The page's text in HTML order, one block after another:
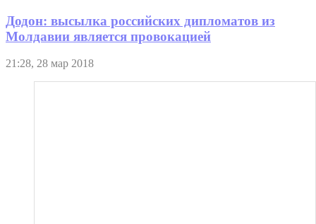
Додон: высылка российских дипломатов из
Молдавии является провокацией
21:28, 28 мар 2018